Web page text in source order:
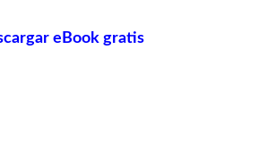
eBook gratis